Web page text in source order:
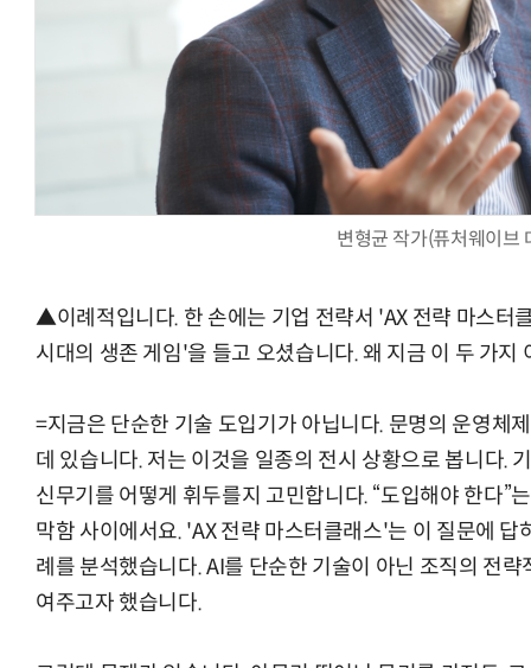
변형균 작가(퓨처웨이브
▲이례적입니다. 한 손에는 기업 전략서 'AX 전략 마스터
시대의 생존 게임'을 들고 오셨습니다. 왜 지금 이 두 가지
=지금은 단순한 기술 도입기가 아닙니다. 문명의 운영체
데 있습니다. 저는 이것을 일종의 전시 상황으로 봅니다.
신무기를 어떻게 휘두를지 고민합니다. “도입해야 한다”
막함 사이에서요. 'AX 전략 마스터클래스'는 이 질문에
례를 분석했습니다. AI를 단순한 기술이 아닌 조직의 전
여주고자 했습니다.